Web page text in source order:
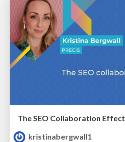
The SEO Collaboration Effect
kristinabergwall1